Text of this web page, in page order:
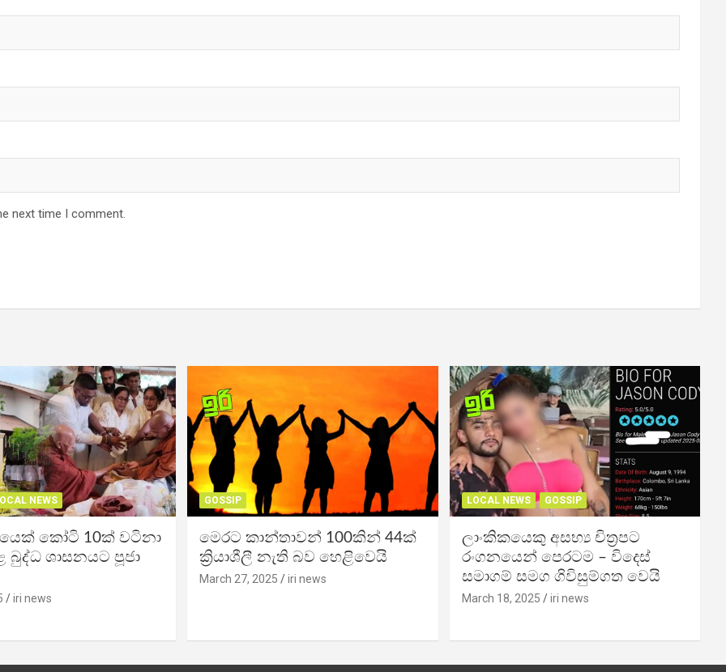
next time I comment.
NEWS
කෝටි 10ක් වටිනා
බුද්ධ ශාසනයට පූජා
iri news
GOSSIP
මෙරට කාන්තාවන් 100කින් 44ක්
ක්‍රියාශීලී නැති බව හෙළිවෙයි
March 27, 2025 iri news
LOCAL NEWS GOSSIP
ලාංකිකයෙකු අසභ්‍ය චිත්‍රපට
රංගනයෙන් පෙරටම – විදෙස්
සමාගම් සමග ගිවිසුම්ගත වෙයි
March 18, 2025 iri news